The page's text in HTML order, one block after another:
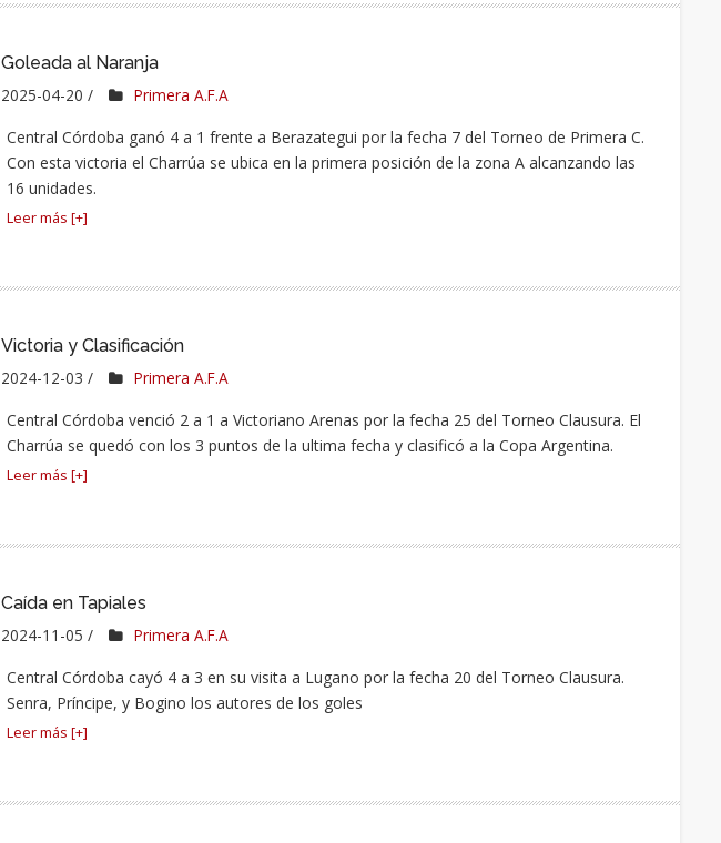
Goleada al Naranja
2025-04-20 /
Primera A.F.A
Central Córdoba ganó 4 a 1 frente a Berazategui por la fecha 7 del Torneo de Primera C.
Con esta victoria el Charrúa se ubica en la primera posición de la zona A alcanzando las
16 unidades.
Leer más [+]
Victoria y Clasificación
2024-12-03 /
Primera A.F.A
Central Córdoba venció 2 a 1 a Victoriano Arenas por la fecha 25 del Torneo Clausura. El
Charrúa se quedó con los 3 puntos de la ultima fecha y clasificó a la Copa Argentina.
Leer más [+]
Caída en Tapiales
2024-11-05 /
Primera A.F.A
Central Córdoba cayó 4 a 3 en su visita a Lugano por la fecha 20 del Torneo Clausura.
Senra, Príncipe, y Bogino los autores de los goles
Leer más [+]